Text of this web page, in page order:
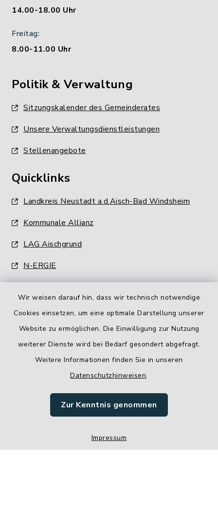
Wir weisen darauf hin, dass wir technisch notwendige
Cookies einsetzen, um eine optimale Darstellung unserer
Website zu ermöglichen. Die Einwilligung zur Nutzung
weiterer Dienste wird bei Bedarf gesondert abgefragt.
Weitere Informationen finden Sie in unseren
Datenschutzhinweisen.
Zur Kenntnis genommen
Impressum
14.00-18.00 Uhr
Freitag:
8.00-11.00 Uhr
Politik & Verwaltung
Sitzungskalender des Gemeinderates
Unsere Verwaltungsdienstleistungen
Stellenangebote
Quicklinks
Landkreis Neustadt a.d.Aisch-Bad Windsheim
Kommunale Allianz
LAG Aischgrund
N-ERGIE
Barrierefreiheit
Impressum
Sitemap